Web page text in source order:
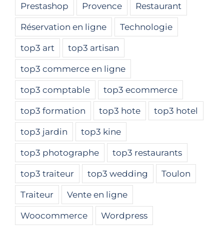
Prestashop
Provence
Restaurant
Réservation en ligne
Technologie
top3 art
top3 artisan
top3 commerce en ligne
top3 comptable
top3 ecommerce
top3 formation
top3 hote
top3 hotel
top3 jardin
top3 kine
top3 photographe
top3 restaurants
top3 traiteur
top3 wedding
Toulon
Traiteur
Vente en ligne
Woocommerce
Wordpress